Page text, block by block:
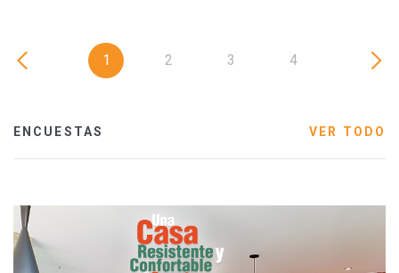
1 2 3 4
ENCUESTAS VER TODO